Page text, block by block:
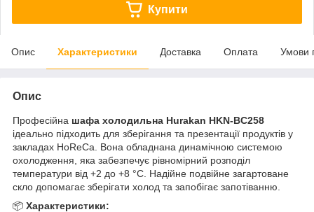
Купити
Опис Характеристики Доставка Оплата Умови
Опис
Професійна шафа холодильна Hurakan HKN-BC258
ідеально підходить для зберігання та презентації продуктів у
закладах HoReCa. Вона обладнана динамічною системою
охолодження, яка забезпечує рівномірний розподіл
температури від +2 до +8 °C. Надійне подвійне загартоване
скло допомагає зберігати холод та запобігає запотіванню.
📦 Характеристики: